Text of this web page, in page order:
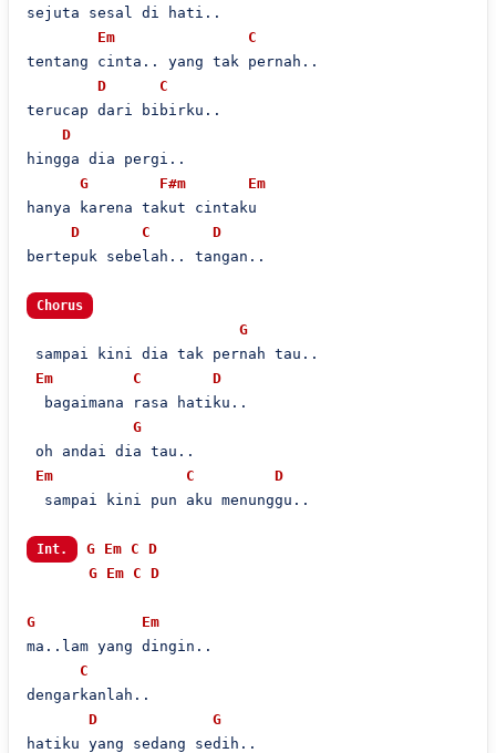
sejuta sesal di hati..
Em
C
tentang cinta.. yang tak pernah..
D
C
terucap dari bibirku..
D
hingga dia pergi..
G
F#m
Em
hanya karena takut cintaku
D
C
D
bertepuk sebelah.. tangan..
Chorus
G
sampai kini dia tak pernah tau..
Em
C
D
  bagaimana rasa hatiku..
G
oh andai dia tau..
Em
C
D
  sampai kini pun aku menunggu..
Int. G Em C D
G
Em C D
G
Em
ma..lam yang dingin..
C
dengarkanlah..
D
G
hatiku yang sedang sedih..